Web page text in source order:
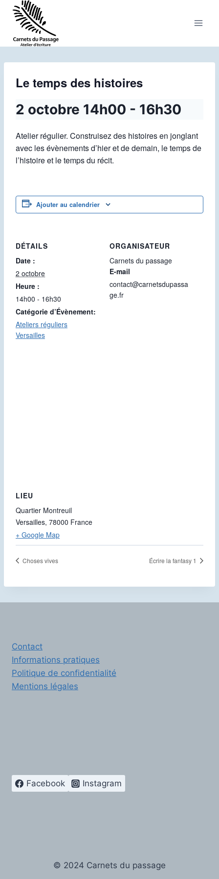
Aller
contenu
Le temps des histoires
2 octobre 14h00 - 16h30
Atelier régulier. Construisez des histoires en jonglant
avec les évènements d’hier et de demain, le temps de
l’histoire et le temps du récit.
Ajouter au calendrier
DÉTAILS
Date :
2 octobre
Heure :
14h00 - 16h30
Catégorie d’Évènement:
Ateliers réguliers
Versailles
ORGANISATEUR
Carnets du passage
E-mail
contact@carnetsdupassa
ge.fr
LIEU
Quartier Montreuil
Versailles, 78000 France
+ Google Map
Choses vives Écrire la fantasy 1
Contact
Informations pratiques
Politique de confidentialité
Mentions légales
Facebook Instagram
© 2024 Carnets du passage